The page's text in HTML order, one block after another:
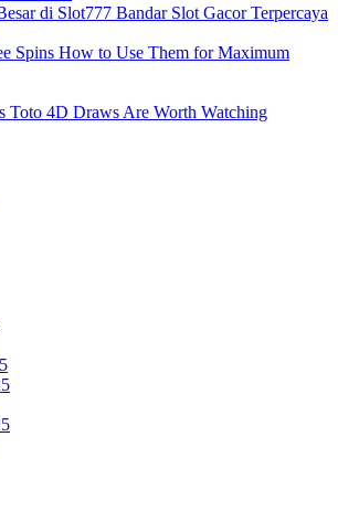
di Slot777 Bandar Slot Gacor Terpercaya
Spins How to Use Them for Maximum
Toto 4D Draws Are Worth Watching